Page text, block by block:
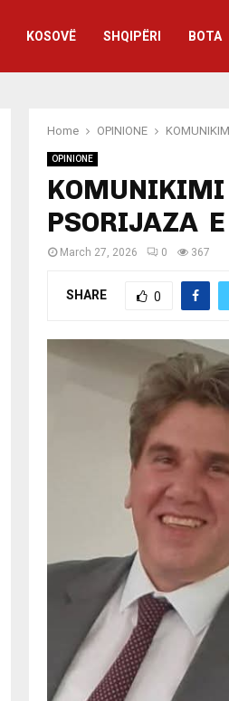
KOSOVË SHQIPËRI BOTA
Home OPINIONE
OPINIONE
KOMUNIKIMI
PSORIJAZA
March 27, 2026 0 367
SHARE 0